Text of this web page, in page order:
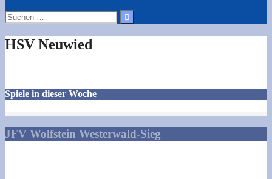
Suchen
nach:
HSV Neuwied
Spiele in dieser Woche
JFV Wolfstein Westerwald-Sieg